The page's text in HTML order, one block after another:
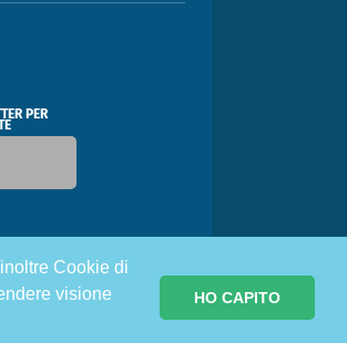
Cookie di
visione
HO CAPITO
PER